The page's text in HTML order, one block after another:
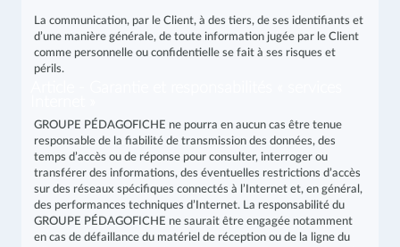
La communication, par le Client, à des tiers, de ses identifiants et
d’une manière générale, de toute information jugée par le Client
comme personnelle ou confidentielle se fait à ses risques et
périls.
GROUPE PÉDAGOFICHE ne pourra en aucun cas être tenue
responsable de la fiabilité de transmission des données, des
temps d’accès ou de réponse pour consulter, interroger ou
transférer des informations, des éventuelles restrictions d’accès
sur des réseaux spécifiques connectés à l’Internet et, en général,
des performances techniques d’Internet. La responsabilité du
GROUPE PÉDAGOFICHE ne saurait être engagée notamment
en cas de défaillance du matériel de réception ou de la ligne du